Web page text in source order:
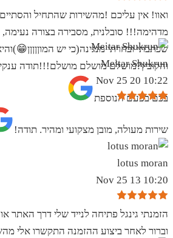
ואוו! אין עליכם !מהשירות שהתחיל
מדהימה!!! סובלנית, מסבירה בצורה
שכתבתי ובחרתי מנגינה(כי יש
והקובץ?מושלם מושלם מושלם!!!תודה
בכם בפעם הנוספת
Meitar Shukrun
10:22 20 Nov 25
שירות מעולה, מובן מצקועי ומהיר. תודה!
lotus moran
10:20 13 Nov 25
הזמנתי גינגל פתיחה לנייד שלי דרך האתר
וברור לאחר ביצוע ההזמנה התקשרו אלי